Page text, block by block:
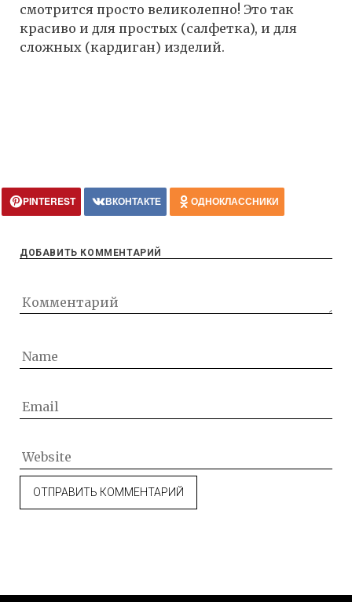
смотрится просто великолепно! Это так
красиво и для простых (салфетка), и для
сложных (кардиган) изделий.
PINTEREST ВКОНТАКТЕ ОДНОКЛАССНИКИ
ДОБАВИТЬ КОММЕНТАРИЙ